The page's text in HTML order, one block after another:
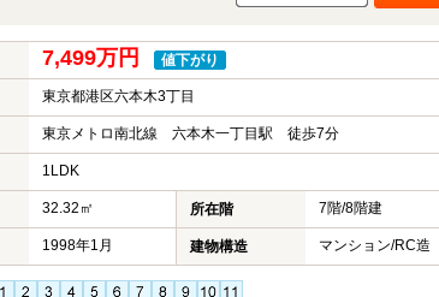
7,499万円 値下がり
東京都港区六本木3丁目
東京メトロ南北線 六本木一丁目駅 徒歩7分
1LDK
32.32㎡ 所在階 7階/8階建
1998年1月 建物構造 マンション/RC造